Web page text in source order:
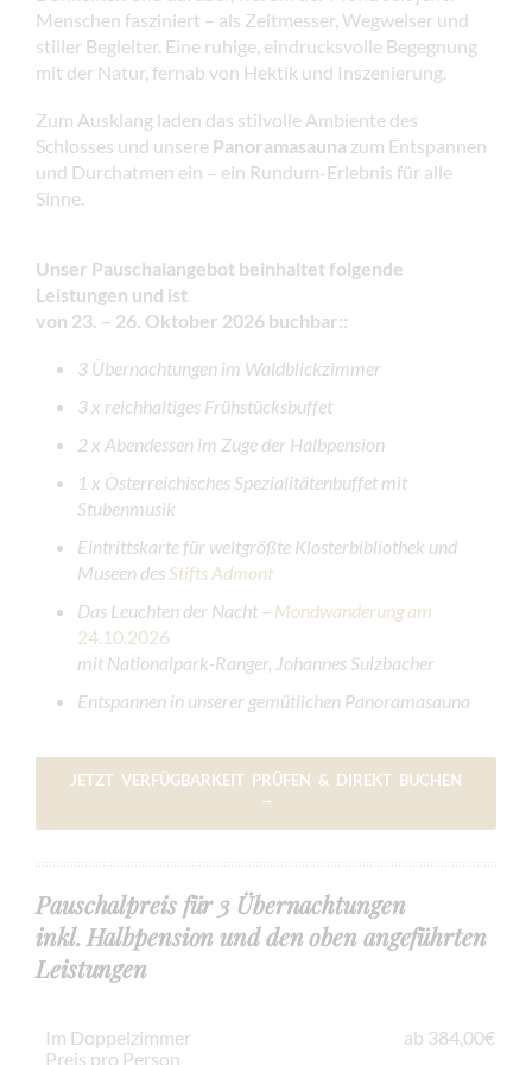
Menschen fasziniert – als Zeitmesser, Wegweiser und
stiller Begleiter. Eine ruhige, eindrucksvolle Begegnung
mit der Natur, fernab von Hektik und Inszenierung.
Zum Ausklang laden das stilvolle Ambiente des
Schlosses und unsere Panoramasauna zum Entspannen
und Durchatmen ein – ein Rundum-Erlebnis für alle
Sinne.
Unser Pauschalangebot beinhaltet folgende
Leistungen und ist
von 23. – 26. Oktober 2026 buchbar::
3 Übernachtungen im Waldblickzimmer
3 x reichhaltiges Frühstücksbuffet
2 x Abendessen im Zuge der Halbpension
1 x Österreichisches Spezialitätenbuffet mit
Stubenmusik
Eintrittskarte für weltgrößte Klosterbibliothek und
Museen des Stifts Admont
Das Leuchten der Nacht – Mondwanderung am
24.10.2026
mit Nationalpark-Ranger, Johannes Sulzbacher
Entspannen in unserer gemütlichen Panoramasauna
JETZT VERFÜGBARKEIT PRÜFEN & DIREKT BUCHEN
→
Pauschalpreis für 3 Übernachtungen
inkl. Halbpension und den oben angeführten
Leistungen
Im Doppelzimmer
Preis pro Person
ab 384,00€